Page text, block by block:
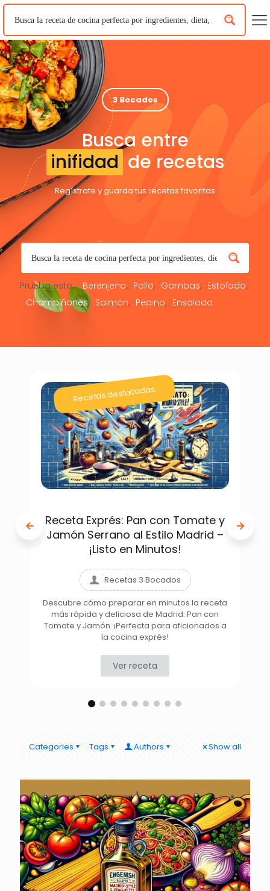
3 Bocados
Busca entre
inifidad de recetas
Regístrate y guarda tus recetas favoritas
Prueba esto: Berenjena Pollo Gambas
Estofado
Champiñones
Salmón Pepino Ensalada
Recetas destacadas
Receta Exprés: Pan con Tomate y
Jamón Serrano al Estilo Madrid –
¡Listo en Minutos!
Recetas 3 Bocados
Descubre cómo preparar en minutos la receta
más rápida y deliciosa de Madrid: Pan con
Tomate y Jamón. ¡Perfecta para aficionados a
la cocina exprés!
Ver receta
Categories Tags Authors Show all